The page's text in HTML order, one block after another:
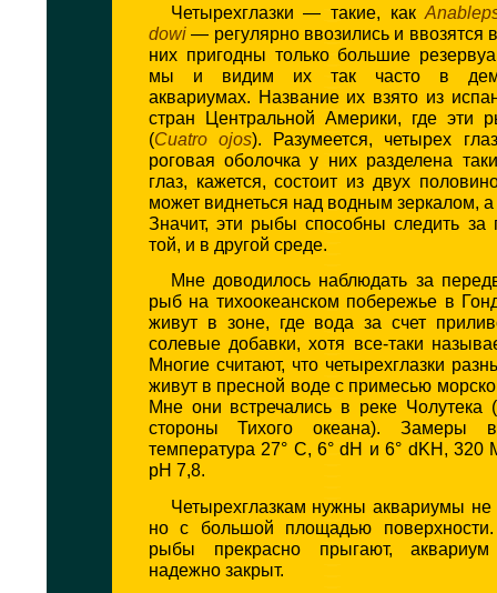
Четырехглазки — такие, как
dowi— регулярно ввозились и ввозятся
них пригодны только большие
мы и видим их так часто в
аквариумах. Название их взято из
стран Центральной Америки, где эти
(Cuatro ojos). Разумеется, четырех
роговая оболочка у них разделена
глаз, кажется, состоит из двух
может виднеться над водным зеркалом,
Значит, эти рыбы способны следить за
той, и в другой среде.
Мне доводилось наблюдать за
рыб на тихоокеанском побережье в
живут в зоне, где вода за счет
солевые добавки, хотя все-таки
Многие считают, что четырехглазки
живут в пресной воде с примесью
Мне они встречались в реке Чолутека
стороны Тихого океана). Замеры
температура 27° С, 6° dH и 6° dKH, 320
рН 7,8.
Четырехглазкам нужны аквариумы не
но с большой площадью поверхности.
рыбы прекрасно прыгают,
надежно закрыт.